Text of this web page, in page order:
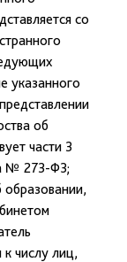
со
указанного
об
части 3
№ 273-ФЗ;
образовании,
к числу лиц,